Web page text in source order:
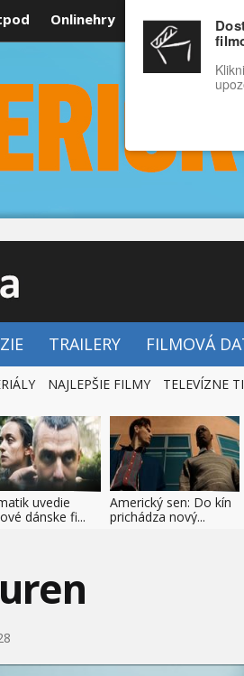
Onlinehry Rozprávky
RECENZIE VIDEÁ
TRAILERY FILMOVÁ
NAJLEPŠIE FILMY TELEVÍZNE
uvedie
dánske fi...
Americký sen: Do kín
prichádza nový...